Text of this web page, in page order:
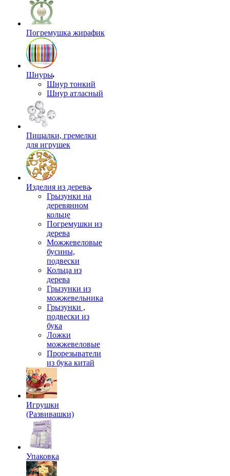
Погремушка жирафик
Шнуры
Шнур тонкий
Шнур атласный
Пищалки, гремелки
для игрушек
Изделия из дерева
Грызунки на
деревянном
кольце
Погремушки из
дерева
Можжевеловые
бусины,
подвески
Кольца из
дерева
Грызунки из
можжевельника
Грызунки ,
подвески из
бука
Ложки
можжевеловые
Прорезыватели
из бука китай
Игрушки
(Развивашки)
Упаковка